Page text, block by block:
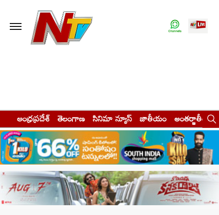
ఆంధ్రప్రదేశ్ తెలంగాణ సినిమా న్యూస్ జాతీయం అంతర్జాతీయం